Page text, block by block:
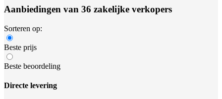
Aanbiedingen van 36 zakelijke verkopers
Sorteren op:
Beste prijs
Beste beoordeling
Directe levering